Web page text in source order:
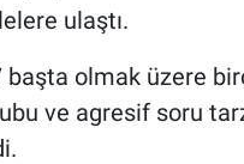
ulaştı.
başta olmak üzere
ve agresif soru